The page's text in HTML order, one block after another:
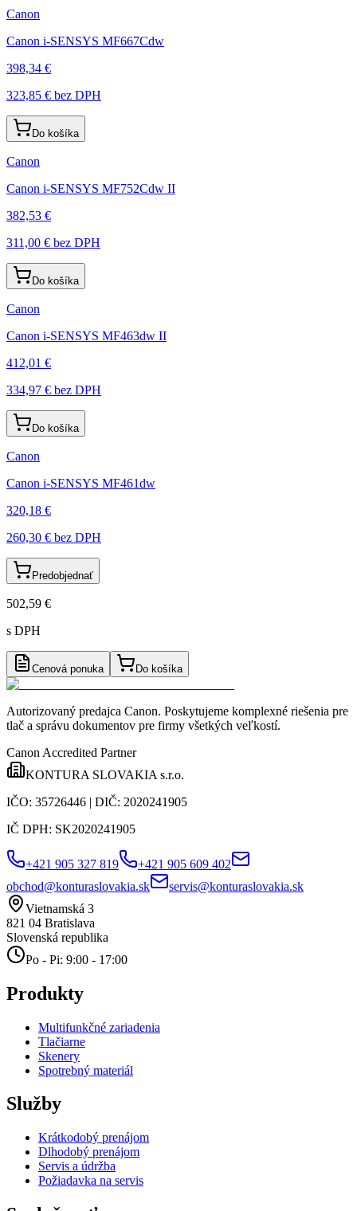
Canon
Canon i-SENSYS MF667Cdw
398,34 €
323,85 € bez DPH
Do košíka
Canon
Canon i-SENSYS MF752Cdw II
382,53 €
311,00 € bez DPH
Do košíka
Canon
Canon i-SENSYS MF463dw II
412,01 €
334,97 € bez DPH
Do košíka
Canon
Canon i-SENSYS MF461dw
320,18 €
260,30 € bez DPH
Predobjednať
502,59 €
s DPH
Cenová ponuka Do košíka
Autorizovaný predajca Canon. Poskytujeme komplexné riešenia pre
tlač a správu dokumentov pre firmy všetkých veľkostí.
Canon Accredited Partner
KONTURA SLOVAKIA s.r.o.
IČO: 35726446 | DIČ: 2020241905
IČ DPH: SK2020241905
+421 905 327 819
+421 905 609 402
obchod@konturaslovakia.sk
servis@konturaslovakia.sk
Vietnamská 3
821 04 Bratislava
Slovenská republika
Po - Pi: 9:00 - 17:00
Produkty
Multifunkčné zariadenia
Tlačiarne
Skenery
Spotrebný materiál
Služby
Krátkodobý prenájom
Dlhodobý prenájom
Servis a údržba
Požiadavka na servis